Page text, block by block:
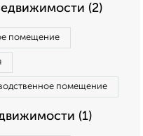
(2)
помещение
помещение
(1)